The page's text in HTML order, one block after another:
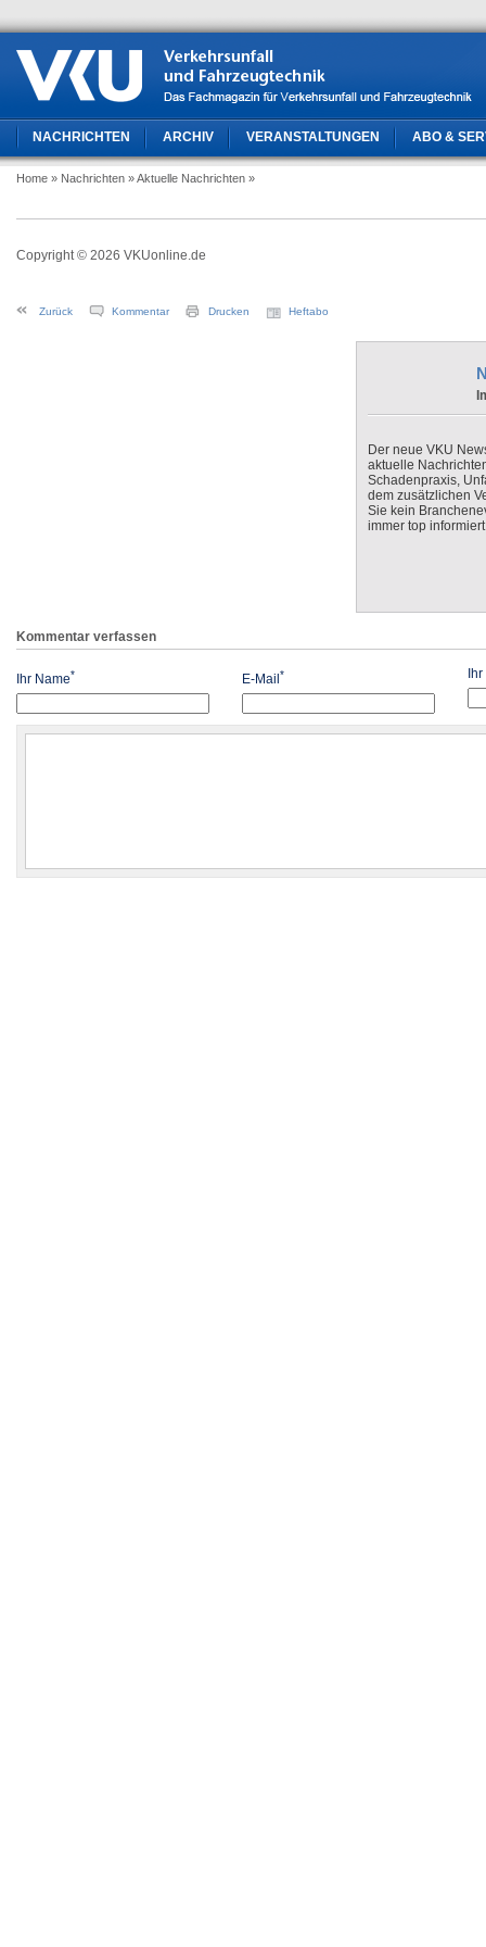
NACHRICHTEN ARCHIV VERANSTALTUNGEN ABO &
Home » Nachrichten » Aktuelle Nachrichten »
Copyright © 2026 VKUonline.de
Zurück Kommentar Drucken Heftabo
Der neue VKU
aktuelle
Schadenpraxis,
dem zusätzlichen
Sie kein
immer top
Kommentar verfassen
Ihr Name* E-Mail *